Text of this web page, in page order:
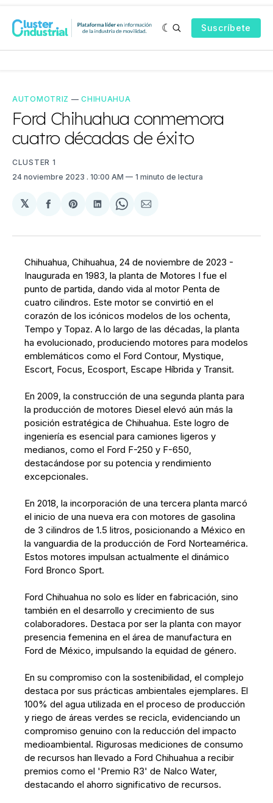
Suscríbete
AUTOMOTRIZ —CHIHUAHUA
Ford Chihuahua conmemora
cuatro décadas de éxito
CLUSTER 1
24 noviembre 2023 . 10:00 AM 1 minuto de lectura
𝕏
Compartir
Facebook
Share
Pinterest
Compartir
LinkedIn
Share
WhatsApp
Compartir
Email
Chihuahua, Chihuahua, 24 de noviembre de 2023 -
Inaugurada en 1983, la planta de Motores I fue el
punto de partida, dando vida al motor Penta de
cuatro cilindros. Este motor se convirtió en el
corazón de los icónicos modelos de los ochenta,
Tempo y Topaz. A lo largo de las décadas, la planta
ha evolucionado, produciendo motores para modelos
emblemáticos como el Ford Contour, Mystique,
Escort, Focus, Ecosport, Escape Híbrida y Transit.
En 2009, la construcción de una segunda planta para
la producción de motores Diesel elevó aún más la
posición estratégica de Chihuahua. Este logro de
ingeniería es esencial para camiones ligeros y
medianos, como el Ford F-250 y F-650,
destacándose por su potencia y rendimiento
excepcionales.
En 2018, la incorporación de una tercera planta marcó
el inicio de una nueva era con motores de gasolina
de 3 cilindros de 1.5 litros, posicionando a México en
la vanguardia de la producción de Ford Norteamérica.
Estos motores impulsan actualmente el dinámico
Ford Bronco Sport.
Ford Chihuahua no solo es líder en fabricación, sino
también en el desarrollo y crecimiento de sus
colaboradores. Destaca por ser la planta con mayor
presencia femenina en el área de manufactura en
Ford de México, impulsando la equidad de género.
En su compromiso con la sostenibilidad, el complejo
destaca por sus prácticas ambientales ejemplares. El
100% del agua utilizada en el proceso de producción
y riego de áreas verdes se recicla, evidenciando un
compromiso genuino con la reducción del impacto
medioambiental. Rigurosas mediciones de consumo
de recursos han llevado a Ford Chihuahua a recibir
premios como el 'Premio R3' de Nalco Water,
destacando el ahorro significativo de recursos.